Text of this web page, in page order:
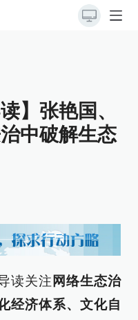
】张艳国、
中破解生态
读关注 网络生态治
经济体系、文化自